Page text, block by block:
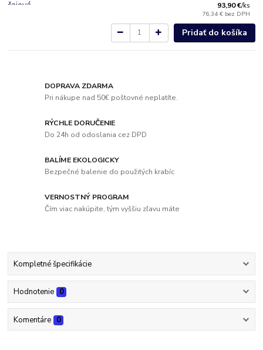
93,90 €/ks
76,34 € bez DPH
Pridať do košíka
DOPRAVA ZDARMA
Pri nákupe nad 50€ poštovné neplatíte.
RÝCHLE DORUČENIE
Do 24h od odoslania cez DPD
BALÍME EKOLOGICKY
Bezpečné balenie do použitých krabíc
VERNOSTNÝ PROGRAM
Čím viac nakúpite, tým vyššiu zľavu máte
Kompletné špecifikácie
Hodnotenie 0
Komentáre 0